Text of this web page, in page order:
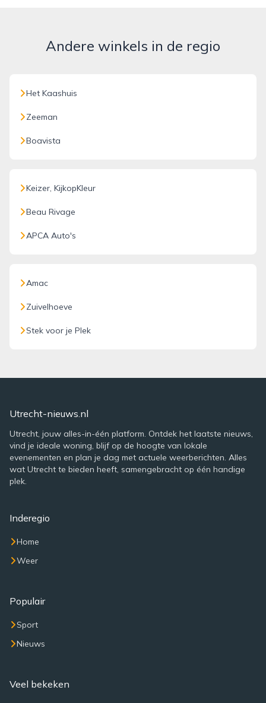
Andere winkels in de regio
Het Kaashuis
Zeeman
Boavista
Keizer, KijkopKleur
Beau Rivage
APCA Auto's
Amac
Zuivelhoeve
Stek voor je Plek
Utrecht-nieuws.nl
Utrecht, jouw alles-in-één platform. Ontdek het laatste nieuws,
vind je ideale woning, blijf op de hoogte van lokale
evenementen en plan je dag met actuele weerberichten. Alles
wat Utrecht te bieden heeft, samengebracht op één handige
plek.
Inderegio
Home
Weer
Populair
Sport
Nieuws
Veel bekeken